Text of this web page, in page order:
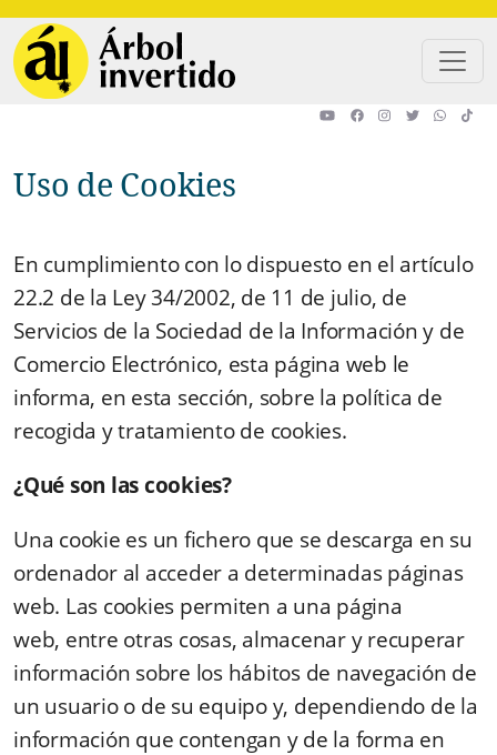
Uso de Cookies
En cumplimiento con lo dispuesto en el artículo
22.2 de la Ley 34/2002, de 11 de julio, de
Servicios de la Sociedad de la Información y de
Comercio Electrónico, esta página web le
informa, en esta sección, sobre la política de
recogida y tratamiento de cookies.
¿Qué son las cookies?
Una cookie es un fichero que se descarga en su
ordenador al acceder a determinadas páginas
web. Las cookies permiten a una página
web, entre otras cosas, almacenar y recuperar
información sobre los hábitos de navegación de
un usuario o de su equipo y, dependiendo de la
información que contengan y de la forma en